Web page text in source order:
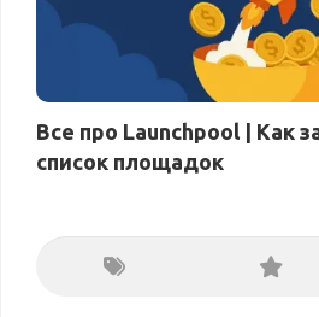
Все про Launchpool | Как
список площадок